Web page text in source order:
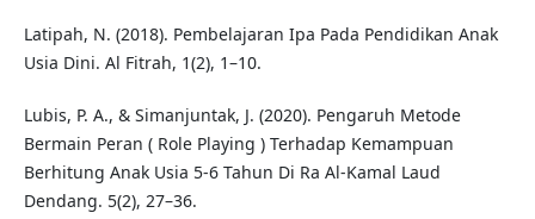
Latipah, N. (2018). Pembelajaran Ipa Pada Pendidikan Anak
Usia Dini. Al Fitrah, 1(2), 1–10.
Lubis, P. A., & Simanjuntak, J. (2020). Pengaruh Metode
Bermain Peran ( Role Playing ) Terhadap Kemampuan
Berhitung Anak Usia 5-6 Tahun Di Ra Al-Kamal Laud
Dendang. 5(2), 27–36.